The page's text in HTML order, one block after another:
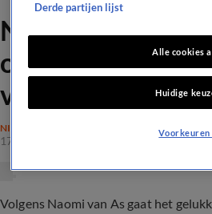
Naomi van As
over Sven
vader
NIEUWS
17 okt 2019, 13:26
Volgens Naomi van As gaat het
Derde partijen lijst
Alle cookies
Huidige
Voorkeuren